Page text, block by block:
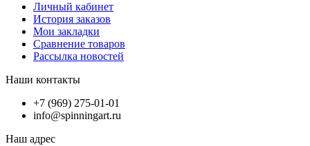
Личный кабинет
История заказов
Мои закладки
Сравнение товаров
Рассылка новостей
Наши контакты
+7 (969) 275-01-01
info@spinningart.ru
Наш адрес